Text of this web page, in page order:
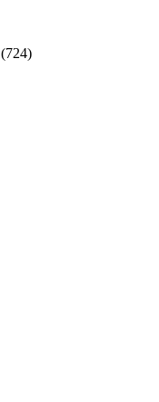
(724)